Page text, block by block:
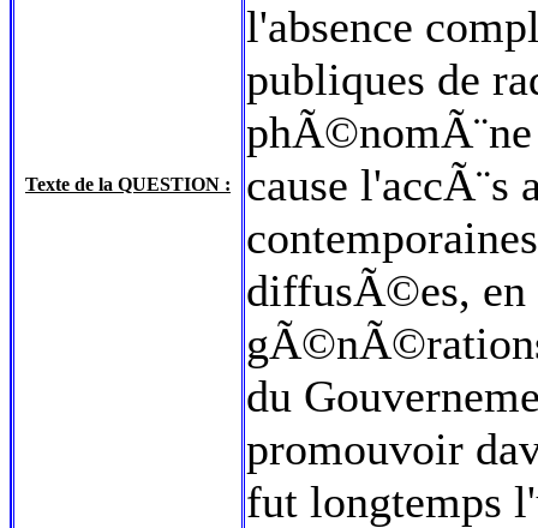
Texte de la QUESTION :
l'absence
publiques de
cause l'accÃ¨s
diffusÃ©es, en
du
promouvoir
fut longtemps